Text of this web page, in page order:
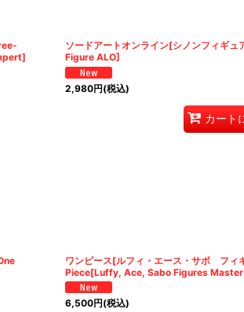
ソードアートオンライン[シノンフィギ
Figure ALO]
2,980円(税込)
カート
ワンピース[ルフィ・エース・サボ フ
Piece[Luffy, Ace, Sabo Figures
6,500円(税込)